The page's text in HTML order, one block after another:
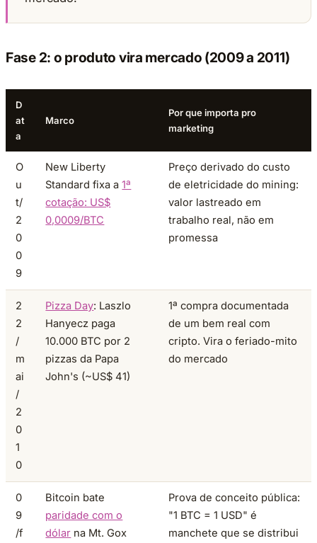
Fase 2: o produto vira mercado (2009 a 2011)
D
at
a
Marco
Por que importa pro
marketing
O
u
t/
2
0
0
9
New Liberty
Standard fixa a1ª
cotação: US$
0,0009/BTC
Preço derivado do custo
de eletricidade do mining:
valor lastreado em
trabalho real, não em
promessa
2
2
/
m
ai
/
2
0
1
0
Pizza Day: Laszlo
Hanyecz paga
10.000 BTC por 2
pizzas da Papa
John's (~US$ 41)
1ª compra documentada
de um bem real com
cripto. Vira o feriado-mito
do mercado
0
9
/f
Bitcoin bate
paridade com o
dólar na Mt. Gox
Prova de conceito pública:
"1 BTC = 1 USD" é
manchete que se distribui